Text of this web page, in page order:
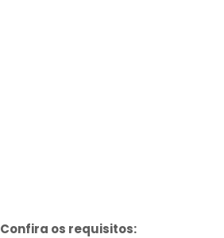
Confira os requisitos: